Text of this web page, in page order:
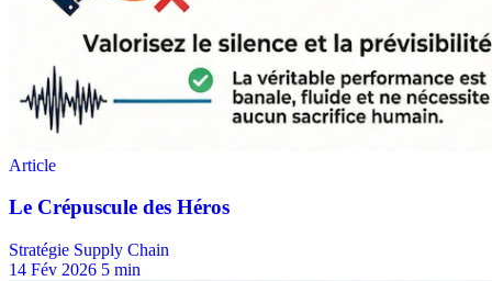
Stratégie Supply Chain
14 Fév 2026 5 min